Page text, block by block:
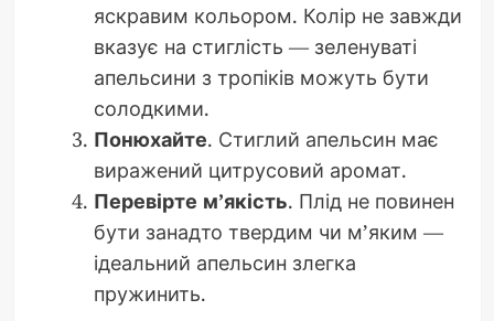
яскравим кольором. Колір не завжди
вказує на стиглість — зеленуваті
апельсини з тропіків можуть бути
солодкими.
Понюхайте. Стиглий апельсин має
виражений цитрусовий аромат.
Перевірте м’якість. Плід не повинен
бути занадто твердим чи м’яким —
ідеальний апельсин злегка
пружинить.